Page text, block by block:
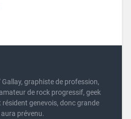
Gallay, graphiste de profession,
de rock progressif, geek
genevois, donc grande
prévenu.